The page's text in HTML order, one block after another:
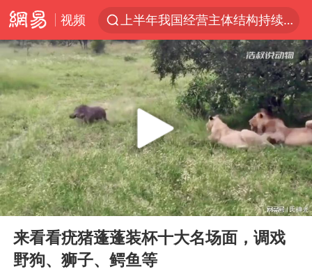
视频
上半年我国经营主体结构持续优化
上海有出现龙卷潜势
上海全域长途客运班次全部停运
今日15时起福州地铁高架区段停运
白海豚逼近浙闽沿海
1枚就能让航母瘫痪 轰-6J实力有多强
王艺迪2-4不敌张本美和止步4强
国足U17与阿森纳决赛取消 并列冠军
上门女婿出轨女邻居多年被判重婚罪
王传君 《披荆斩棘》
Play
00:00 03:44
来看看疣猪蓬蓬装杯十大名场面，调戏
野狗、狮子、鳄鱼等